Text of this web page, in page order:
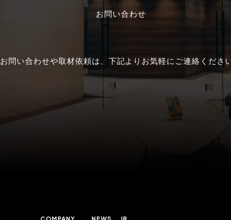
お問い合わせ
お問い合わせや取材依頼は、 下記よりお気軽にご連絡くださ